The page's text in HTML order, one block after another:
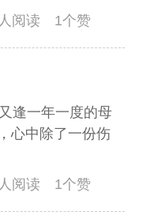
阅读 1个赞
逢一年一度的母
心中除了一份伤
阅读 1个赞